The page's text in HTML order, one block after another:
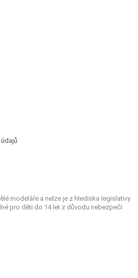
modeláře a nelze je z hlediska legislativy
pro děti do 14 let z důvodu nebezpečí